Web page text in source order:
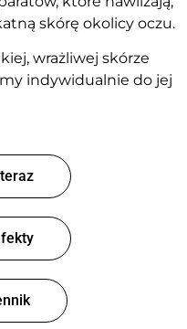
skórę okolicy oczu.
wrażliwej skórze
indywidualnie do jej